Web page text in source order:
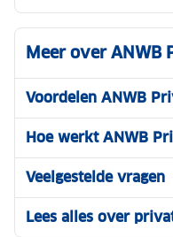
Meer over ANWB
Voordelen ANWB
Hoe werkt ANWB
Veelgestelde vragen
Lees alles over